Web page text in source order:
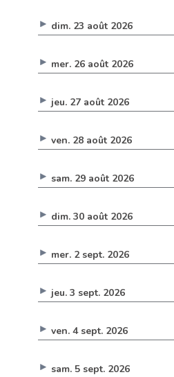
dim. 23 août 2026
mer. 26 août 2026
jeu. 27 août 2026
ven. 28 août 2026
sam. 29 août 2026
dim. 30 août 2026
mer. 2 sept. 2026
jeu. 3 sept. 2026
ven. 4 sept. 2026
sam. 5 sept. 2026